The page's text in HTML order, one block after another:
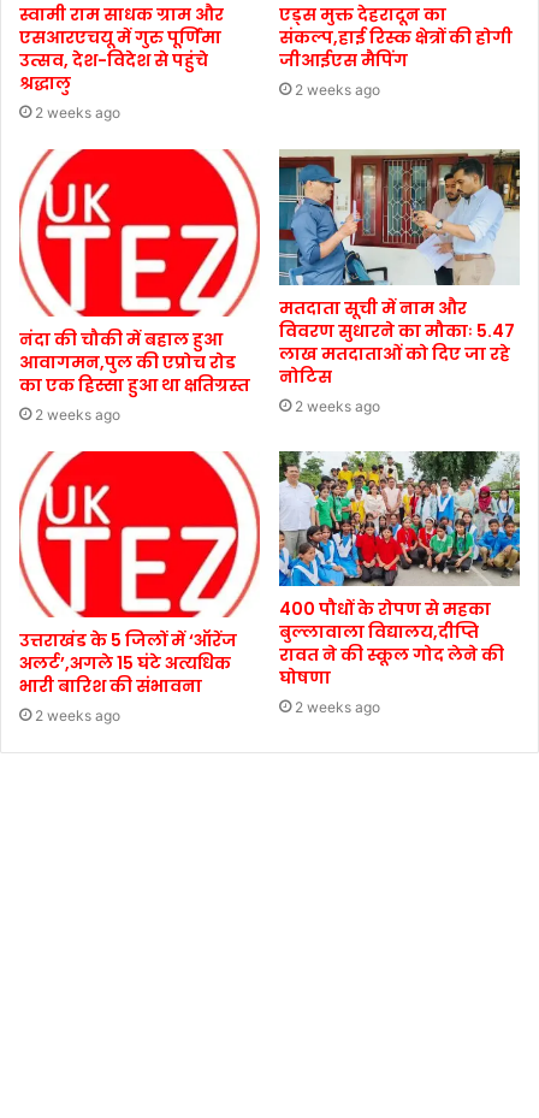
स्वामी राम साधक ग्राम और
एसआरएचयू में गुरु पूर्णिमा
उत्सव, देश-विदेश से पहुंचे
श्रद्धालु
2 weeks ago
एड्स मुक्त देहरादून का
संकल्प,हाई रिस्क क्षेत्रों की होगी
जीआईएस मैपिंग
2 weeks ago
नंदा की चौकी में बहाल हुआ
आवागमन,पुल की एप्रोच रोड
का एक हिस्सा हुआ था क्षतिग्रस्त
2 weeks ago
मतदाता सूची में नाम और
विवरण सुधारने का मौकाः 5.47
लाख मतदाताओं को दिए जा रहे
नोटिस
2 weeks ago
उत्तराखंड के 5 जिलों में ‘ऑरेंज
अलर्ट’,अगले 15 घंटे अत्यधिक
भारी बारिश की संभावना
2 weeks ago
400 पौधों के रोपण से महका
बुल्लावाला विद्यालय,दीप्ति
रावत ने की स्कूल गोद लेने की
घोषणा
2 weeks ago